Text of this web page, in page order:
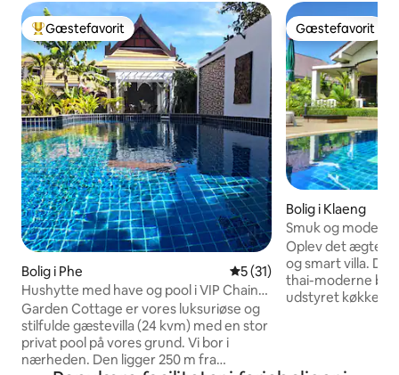
Bedste gæstefavorit
Gæstefavorit
Bolig i Phe 5 ud af 5 i gennemsnitlig
5 (31)
Hushytte med have og pool i VIP Chain
Resort
Garden Cottage er vores luksuriøse og
stilfulde gæstevilla (24 kvm) med en stor
privat pool på vores grund. Vi bor i
nærheden. Den ligger 250 m fra
Gæstefavorit
Gæstefavorit
Bolig i Klaeng
Smuk og
Phe
Oplev det ægte
og smart villa.
thai-moderne
udstyret køkken,